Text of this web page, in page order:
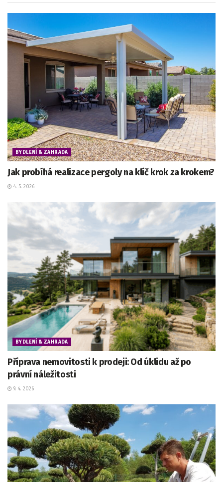
BYDLENÍ & ZAHRADA
Jak probíhá realizace pergoly na klíč krok za krokem?
4. 5. 2026
BYDLENÍ & ZAHRADA
Příprava nemovitosti k prodeji: Od úklidu až po
právní náležitosti
9. 4. 2026